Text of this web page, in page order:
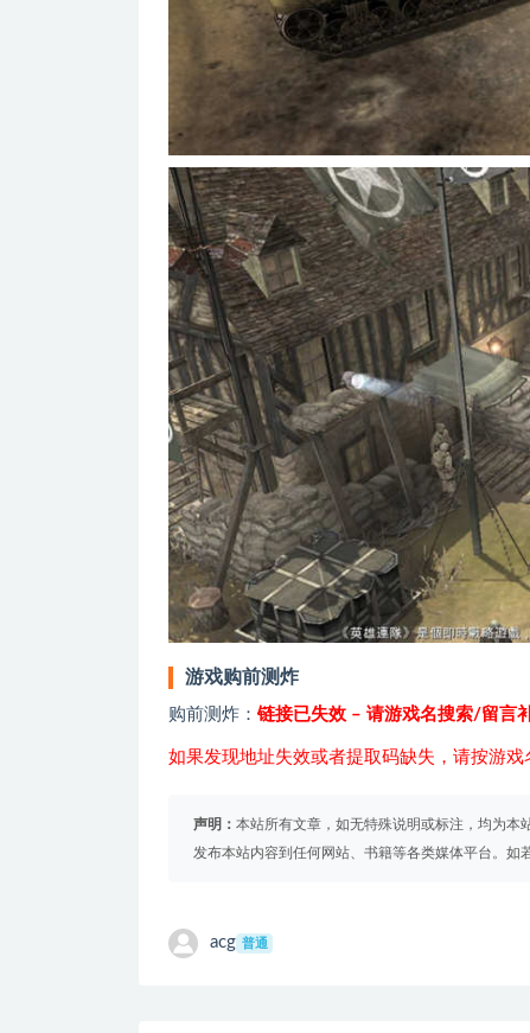
游戏购前测炸
购前测炸： 链接已失效 – 请游戏名搜索/留言
如果发现地址失效或者提取码缺失，请按游
声明： 本站所有文章，如无特殊说明或标注，均为本
发布本站内容到任何网站、书籍等各类媒体平台。如
acg 普通